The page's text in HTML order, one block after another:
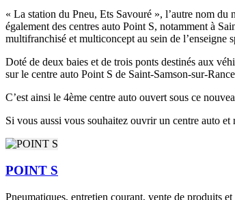
« La station du Pneu, Ets Savouré », l’autre nom
également des centres auto Point S, notamment à
multifranchisé et multiconcept au sein de l’enseigne
Doté de deux baies et de trois ponts destinés aux
sur le centre auto Point S de Saint-Samson-sur-
C’est ainsi le 4ème centre auto ouvert sous ce
Si vous aussi vous souhaitez ouvrir un centre auto
POINT S
Pneumatiques, entretien courant, vente de produits